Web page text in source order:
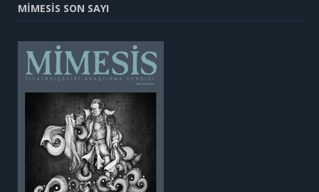
MİMESİS SON SAYI